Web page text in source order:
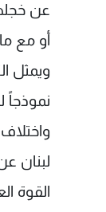
عن
أو مع
ويمثل
نموذجاً
لبنان
القوة